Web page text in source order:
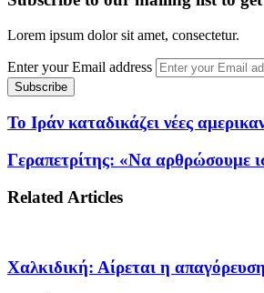
Lorem ipsum dolor sit amet, consectetur.
Enter your Email address
Το Ιράν καταδικάζει νέες
Γεραπετρίτης: «Να αρθρώσουμε
Related Articles
Χαλκιδική: Αίρεται η